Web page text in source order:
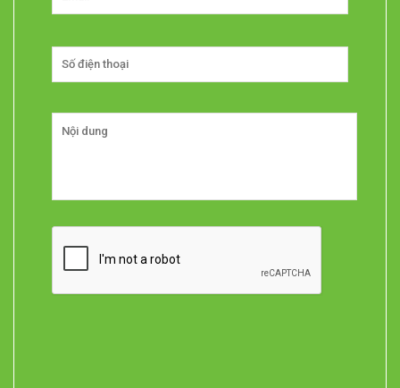
Untitled
CAPTCHA